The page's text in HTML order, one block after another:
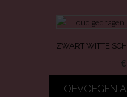
ZWART WITTE
€
TOEVOEGEN